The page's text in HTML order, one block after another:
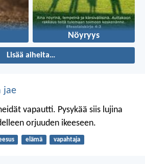
Nöyryys
Lisää aiheita…
jae
vapautti. Pysykää siis lujina
orjuuden ikeeseen.
elämä vapahtaja